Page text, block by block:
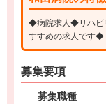
◆病院求人◆リハビ
すすめの求人です◆
募集要項
募集職種